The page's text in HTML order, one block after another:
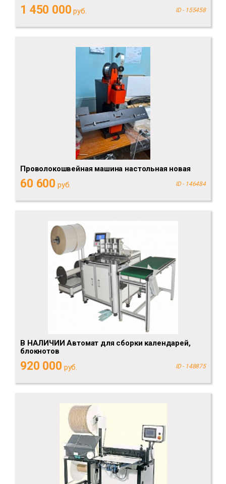
1 450 000 руб. ID - 155458
Проволокошвейная машина настольная новая
60 600 руб. ID - 146484
В НАЛИЧИИ Автомат для сборки календарей,
блокнотов
920 000 руб. ID - 148875